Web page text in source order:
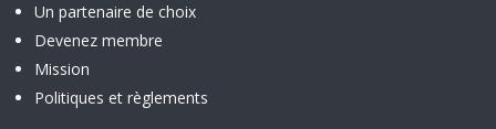
Un partenaire de choix
Devenez membre
Mission
Politiques et règlements